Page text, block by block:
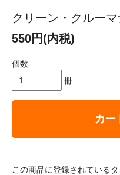
クリーン・クルー
550円(内税)
個数
冊
カー
この商品に登録されている